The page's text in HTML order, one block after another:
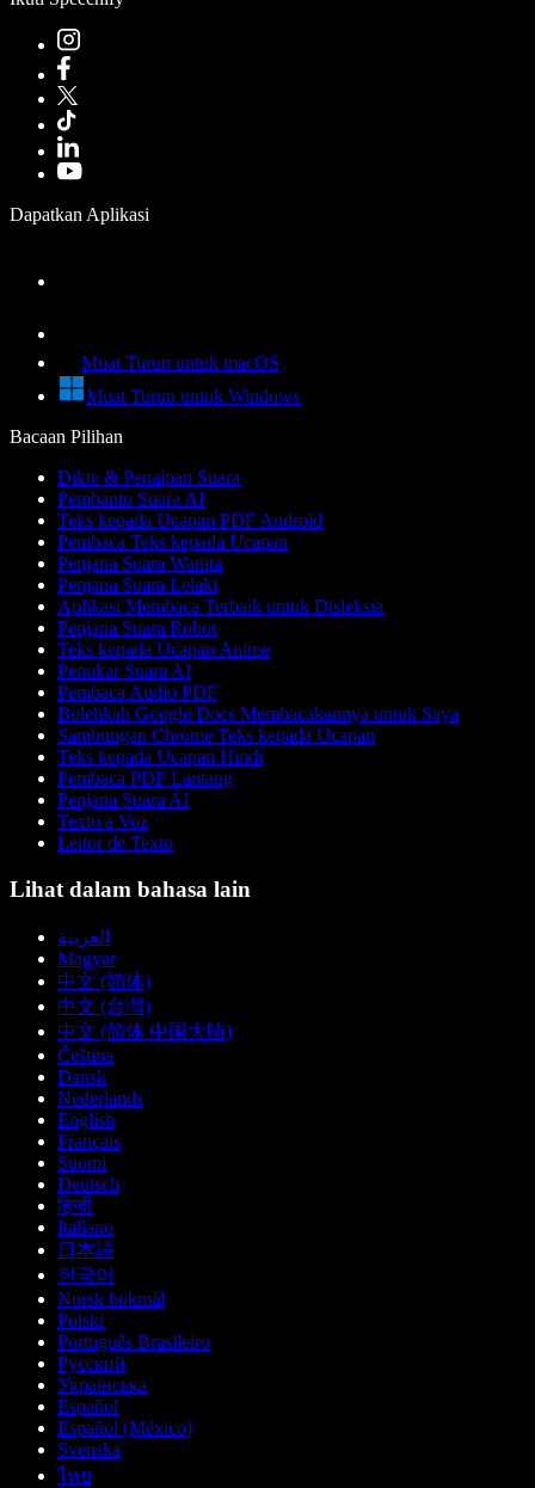
Dapatkan Aplikasi
Muat Turun untuk macOS
Muat Turun untuk Windows
Bacaan Pilihan
Dikte & Penaipan Suara
Pembantu Suara AI
Teks kepada Ucapan PDF Android
Pembaca Teks kepada Ucapan
Penjana Suara Wanita
Penjana Suara Lelaki
Aplikasi Membaca Terbaik untuk Disleksia
Penjana Suara Robot
Teks kepada Ucapan Anime
Penukar Suara AI
Pembaca Audio PDF
Bolehkah Google Docs Membacakannya untuk Saya
Sambungan Chrome Teks kepada Ucapan
Teks kepada Ucapan Hindi
Pembaca PDF Lantang
Penjana Suara AI
Texto a Voz
Leitor de Texto
Lihat dalam bahasa lain
العربية
Magyar
中文 (简体)
中文 (台灣)
中文 (简体 中国大陆)
Čeština
Dansk
Nederlands
English
Français
Suomi
Deutsch
हिन्दी
Italiano
日本語
한국어
Norsk bokmål
Polski
Português Brasileiro
Русский
Українська
Español
Español (México)
Svenska
ไทย